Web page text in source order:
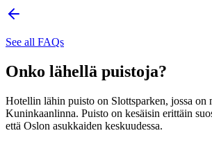
See all FAQs
Onko lähellä puistoja?
Hotellin lähin puisto on Slottsparken, jossa on
Kuninkaanlinna. Puisto on kesäisin erittäin
että Oslon asukkaiden keskuudessa.